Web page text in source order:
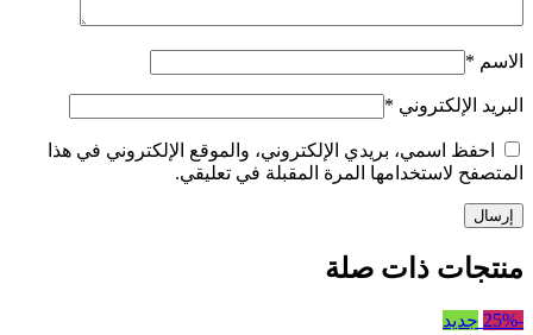
الاسم *
البريد الإلكتروني *
احفظ اسمي، بريدي الإلكتروني، والموقع الإلكتروني في هذا
المتصفح لاستخدامها المرة المقبلة في تعليقي.
منتجات ذات صلة
-25% جديد